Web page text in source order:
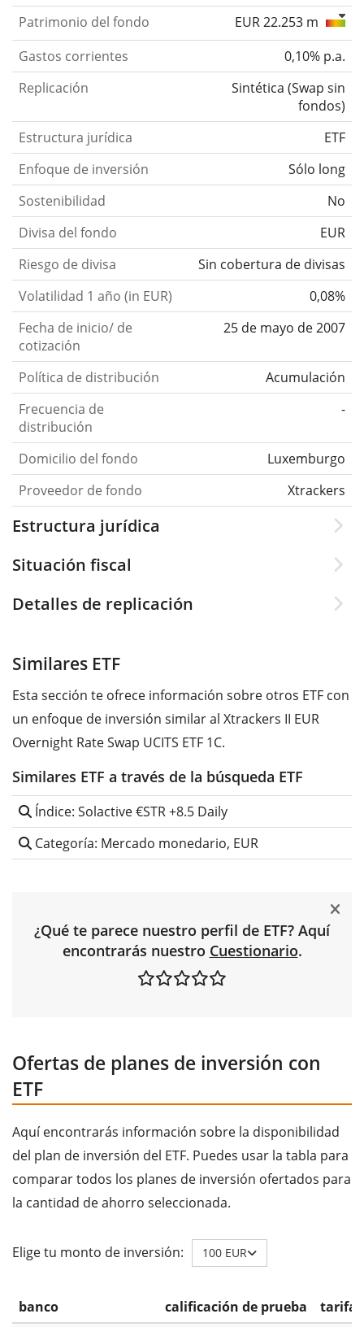
Patrimonio del fondo
EUR 22.253 m
Gastos corrientes
0,10% p.a.
Replicación
Sintética (Swap sin
fondos)
Estructura jurídica
ETF
Enfoque de inversión
Sólo long
Sostenibilidad
No
Divisa del fondo
EUR
Riesgo de divisa
Sin cobertura de divisas
Volatilidad 1 año (in EUR)
0,08%
Fecha de inicio/ de
cotización
25 de mayo de 2007
Política de distribución
Acumulación
Frecuencia de
distribución
-
Domicilio del fondo
Luxemburgo
Proveedor de fondo
Xtrackers
Estructura jurídica
Situación fiscal
Detalles de replicación
Similares ETF
Esta sección te ofrece información sobre otros ETF con
un enfoque de inversión similar al Xtrackers II EUR
Overnight Rate Swap UCITS ETF 1C.
Similares ETF a través de la búsqueda ETF
Índice: Solactive €STR +8.5 Daily
Categoría: Mercado monedario, EUR
¿Qué te parece nuestro perfil de ETF? Aquí
encontrarás nuestro Cuestionario.
Ofertas de planes de inversión con
ETF
Aquí encontrarás información sobre la disponibilidad
del plan de inversión del ETF. Puedes usar la tabla para
comparar todos los planes de inversión ofertados para
la cantidad de ahorro seleccionada.
Elige tu monto de inversión: 100 EUR
banco calificación de prueba tarifa